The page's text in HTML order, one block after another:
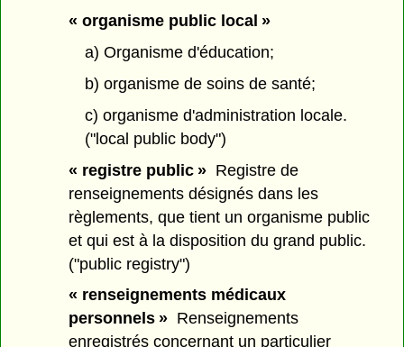
« organisme public local »
a) Organisme d'éducation;
b) organisme de soins de santé;
c) organisme d'administration locale.
("local public body")
« registre public » Registre de
renseignements désignés dans les
règlements, que tient un organisme public
et qui est à la disposition du grand public.
("public registry")
« renseignements médicaux
personnels » Renseignements
enregistrés concernant un particulier